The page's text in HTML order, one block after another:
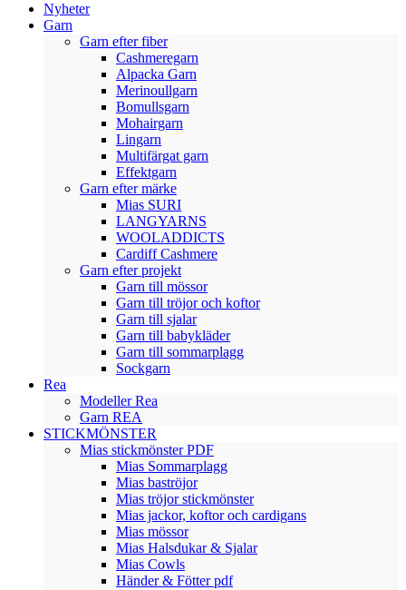
Nyheter
Garn
Garn efter fiber
Cashmeregarn
Alpacka Garn
Merinoullgarn
Bomullsgarn
Mohairgarn
Lingarn
Multifärgat garn
Effektgarn
Garn efter märke
Mias SURI
LANGYARNS
WOOLADDICTS
Cardiff Cashmere
Garn efter projekt
Garn till mössor
Garn till tröjor och koftor
Garn till sjalar
Garn till babykläder
Garn till sommarplagg
Sockgarn
Rea
Modeller Rea
Garn REA
STICKMÖNSTER
Mias stickmönster PDF
Mias Sommarplagg
Mias baströjor
Mias tröjor stickmönster
Mias jackor, koftor och cardigans
Mias mössor
Mias Halsdukar & Sjalar
Mias Cowls
Händer & Fötter pdf